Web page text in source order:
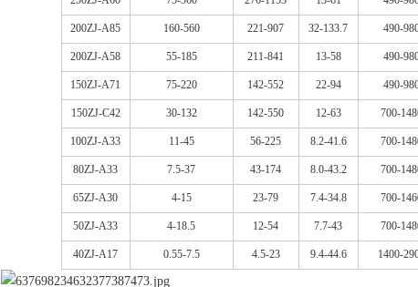
200ZJ-A85 160-560 221-907 32-133.7 490-
200ZJ-A58 55-185 211-841 13-58 490-
150ZJ-A71 75-220 142-552 22-94 490-
150ZJ-C42 30-132 142-550 12-63 700-
100ZJ-A33 11-45 56-225 8.2-41.6 700-
80ZJ-A33 7.5-37 43-174 8.0-43.2 700-
65ZJ-A30 4-15 23-79 7.4-34.8 700-
50ZJ-A33 4-18.5 12-54 7.7-43 700-
40ZJ-A17 0.55-7.5 4.5-23 9.4-44.6 1400-